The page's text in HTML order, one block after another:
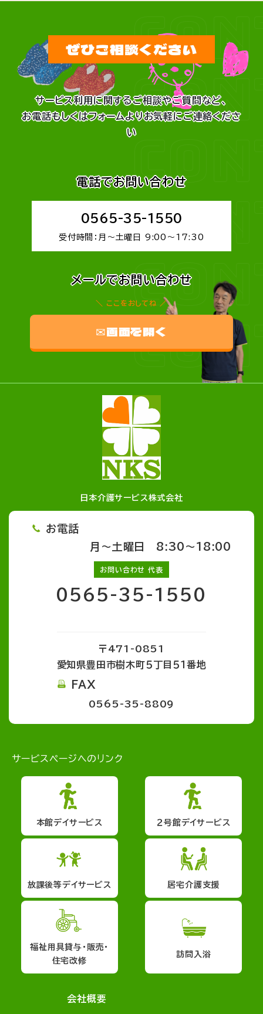
ぜひご相談ください
サービス利用に関するご相談やご質問など、
お電話もしくはフォームよりお気軽にご連絡くださ
い
電話でお問い合わせ
0565-35-1550
受付時間：月～土曜日 9:00～17:30
メールでお問い合わせ
ここをおしてね
✉画面を開く
日本介護サービス株式会社
お電話
月～土曜日 8:30～18:00
お問い合わせ 代表
0565-35-1550
〒471-0851
愛知県豊田市樹木町５丁目５１番地
FAX
0565-35-8809
サービスページへのリンク
本館デイサービス ２号館デイサービス
放課後等デイサービス 居宅介護支援
福祉用具貸与・販売・
住宅改修
訪問入浴
会社概要